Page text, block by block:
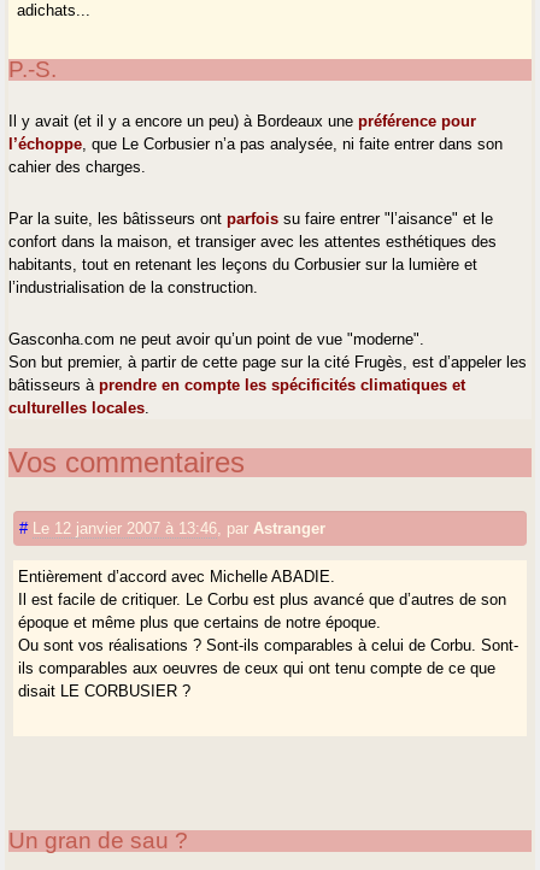
adichats...
P.-S.
Il y avait (et il y a encore un peu) à Bordeaux unepréférence pour
l’échoppe , que Le Corbusier n’a pas analysée, ni faite entrer dans son
cahier des charges.
Par la suite, les bâtisseurs ontparfois su faire entrer "l’aisance" et le
confort dans la maison, et transiger avec les attentes esthétiques des
habitants, tout en retenant les leçons du Corbusier sur la lumière et
l’industrialisation de la construction.
Gasconha.com ne peut avoir qu’un point de vue "moderne".
Son but premier, à partir de cette page sur la cité Frugès, est d’appeler les
bâtisseurs àprendre en compte les spécificités climatiques et
culturelles locales
Vos commentaires
# Le 12 janvier 2007 à 13:46 par Astranger
Entièrement d’accord avec Michelle ABADIE.
Il est facile de critiquer. Le Corbu est plus avancé que d’autres de son
époque et même plus que certains de notre époque.
Ou sont vos réalisations ? Sont-ils comparables à celui de Corbu. Sont-
ils comparables aux oeuvres de ceux qui ont tenu compte de ce que
disait LE CORBUSIER ?
Un gran de sau ?